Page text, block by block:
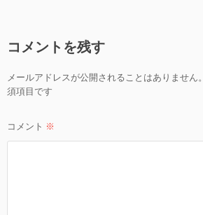
ゲ
シ
ン
コメントを残す
メールアドレスが公開されることはありません。
須項目です
コメント ※